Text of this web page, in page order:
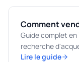
Comment
Guide complet
recherche
Lire le guide